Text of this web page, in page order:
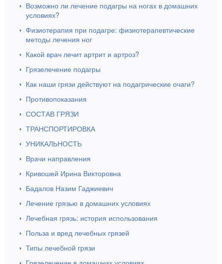
Возможно ли лечение подагры на ногах в домашних
условиях?
Физиотерапия при подагре: физиотерапевтические
методы лечения ног
Какой врач лечит артрит и артроз?
Грязелечение подагры
Как наши грязи действуют на подагрические очаги?
Противопоказания
СОСТАВ ГРЯЗИ
ТРАНСПОРТИРОВКА
УНИКАЛЬНОСТЬ
Врачи направления
Кривошей Ирина Викторовна
Бадалов Назим Гаджиевич
Лечение грязью в домашних условиях
Лечебная грязь: история использования
Польза и вред лечебных грязей
Типы лечебной грязи